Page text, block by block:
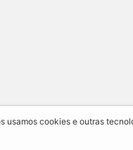
usamos cookies e outras